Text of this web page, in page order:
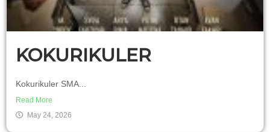
KOKURIKULER
Kokurikuler SMA...
Read More
May 24, 2026